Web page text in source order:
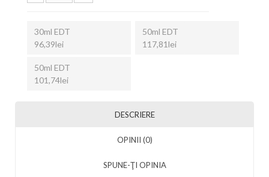
30ml EDT
96,39lei
50ml EDT
117,81lei
50ml EDT
101,74lei
DESCRIERE
OPINII (0)
SPUNE-ŢI OPINIA